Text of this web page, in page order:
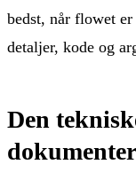
bedst, når flowet
detaljer, kode og
Den